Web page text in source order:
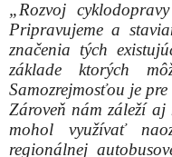
„Rozvoj
Pripravujeme a
značenia tých
základe ktorých
Samozrejmosťou je
Zároveň nám záleží
mohol využívať
regionálnej